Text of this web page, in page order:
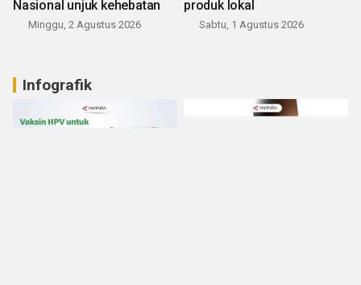
Nasional unjuk kehebatan
Minggu, 2 Agustus 2026
produk lokal
Sabtu, 1 Agustus 2026
Infografik